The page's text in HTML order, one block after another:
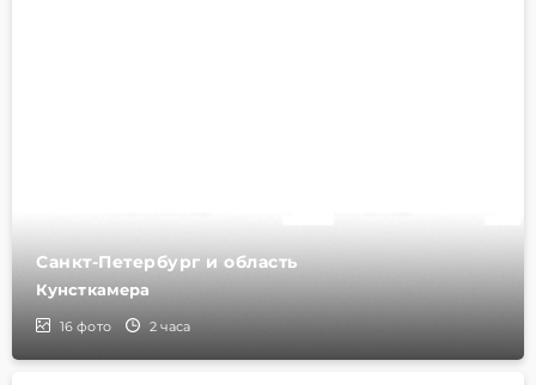
Санкт-Петербург и область
Кунсткамера
16 фото 2 часа